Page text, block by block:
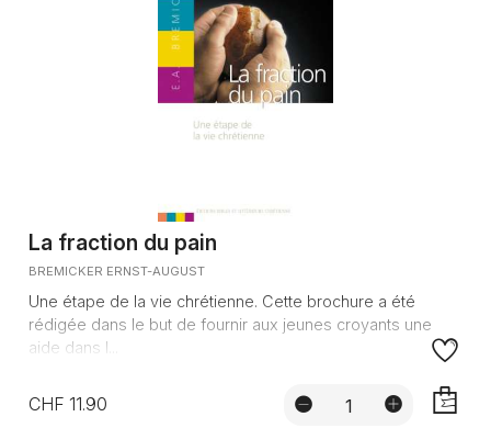
La fraction du pain
BREMICKER ERNST-AUGUST
Une étape de la vie chrétienne. Cette brochure a été
rédigée dans le but de fournir aux jeunes croyants une
aide dans l...
CHF 11.90